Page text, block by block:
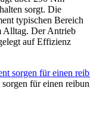
sorgt. Die
typischen Bereich
Alltag. Der Antrieb
auf Effizienz
für einen